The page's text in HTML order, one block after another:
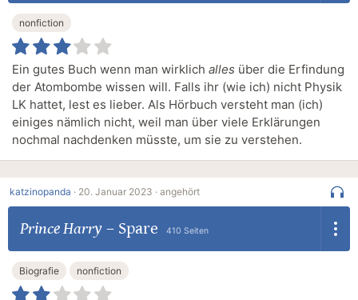
nonfiction
Ein gutes Buch wenn man wirklich alles über die Erfindung
der Atombombe wissen will. Falls ihr (wie ich) nicht Physik
LK hattet, lest es lieber. Als Hörbuch versteht man (ich)
einiges nämlich nicht, weil man über viele Erklärungen
nochmal nachdenken müsste, um sie zu verstehen.
katzinopanda · 20. Januar 2023 · angehört
Prince Harry– Spare 410 Seiten
Biografie nonfiction